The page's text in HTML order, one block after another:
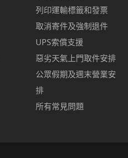
列印運輸標籤和發票
取消寄件及強制退件
UPS索償支援
惡劣天氣上門取件安排
公眾假期及週末營業安
排
所有常見問題